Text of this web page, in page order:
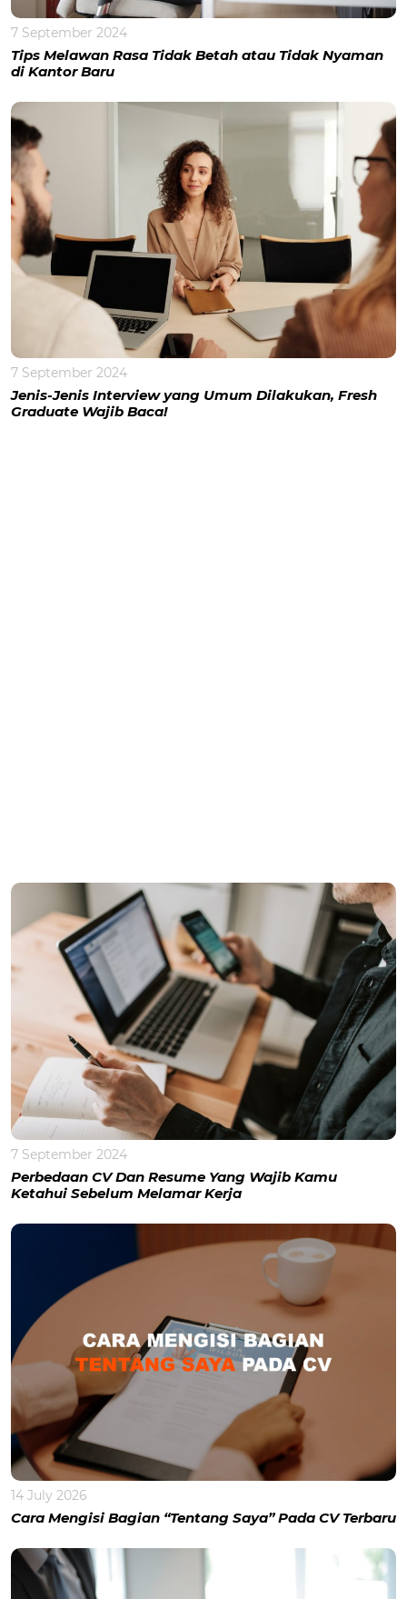
7 September 2024
Tips Melawan Rasa Tidak Betah atau Tidak Nyaman
di Kantor Baru
7 September 2024
Jenis-Jenis Interview yang Umum Dilakukan, Fresh
Graduate Wajib Baca!
7 September 2024
Perbedaan CV Dan Resume Yang Wajib Kamu
Ketahui Sebelum Melamar Kerja
14 July 2026
Cara Mengisi Bagian “Tentang Saya” Pada CV Terbaru